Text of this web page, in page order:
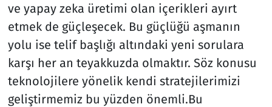
ve yapay zeka üretimi olan içerikleri ayırt
etmek de güçleşecek. Bu güçlüğü aşmanın
yolu ise telif başlığı altındaki yeni sorulara
karşı her an teyakkuzda olmaktır. Söz konusu
teknolojilere yönelik kendi stratejilerimizi
geliştirmemiz bu yüzden önemli.Bu